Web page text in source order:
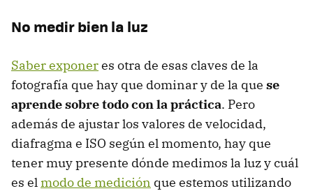
No medir bien la luz
Saber exponeres otra de esas claves de la
fotografía que hay que dominar y de la que se
aprende sobre todo con la práctica. Pero
además de ajustar los valores de velocidad,
diafragma e ISO según el momento, hay que
tener muy presente dónde medimos la luz y cuál
es el modo de medición que estemos utilizando